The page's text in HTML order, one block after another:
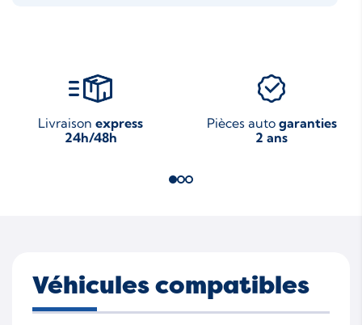
Livraison express
24h/48h
Pièces auto garanties
2 ans
Véhicules compatibles